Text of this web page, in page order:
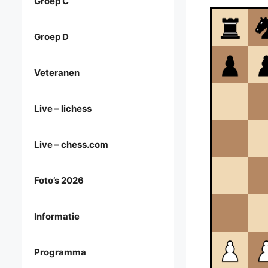
Groep D
Veteranen
Live – lichess
Live – chess.com
Foto’s 2026
Informatie
Programma